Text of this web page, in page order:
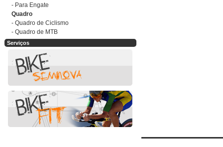
- Para Engate
Quadro
- Quadro de Ciclismo
- Quadro de MTB
Serviços